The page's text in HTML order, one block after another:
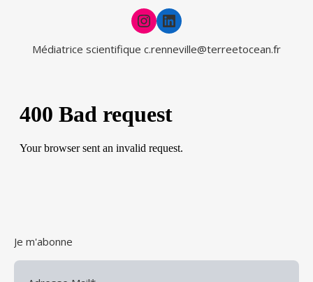
Instagram
LinkedIn
Médiatrice scientifique c.renneville@terreetocean.fr
Je m'abonne